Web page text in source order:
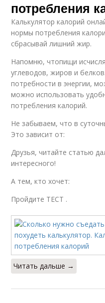
потребления
Калькулятор калорий
нормы потребления
сбрасывай лишний жир.
Напомню, чтопищи
углеводов, жиров и
потребности в энергии,
можно использовать
потребления калорий.
Не забываем, что в
Это зависит от:
Друзья, читайте статью
интересного!
А тем, кто хочет:
Пройдите ТЕСТ .
Читать дальше →